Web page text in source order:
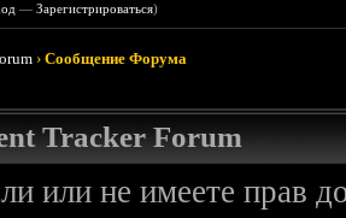
—Зарегистрироваться)
›Сообщение Форума
Tracker Forum
или не имеете прав